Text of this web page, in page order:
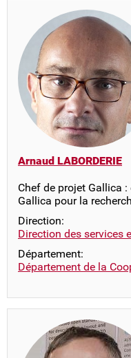
Arnaud LABORDERIE
Chef de projet Gallica
Gallica pour la
Direction:
Direction des services
Département:
Département de la